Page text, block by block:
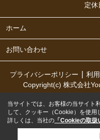
定休
ホーム
お問い合わせ
プライバシーポリシー 利
Copyright(c) 株式会社
当サイトでは、お客様の当サイト
して、クッキー（Cookie）を使用
詳しくは、当社の 「Cookieの取扱